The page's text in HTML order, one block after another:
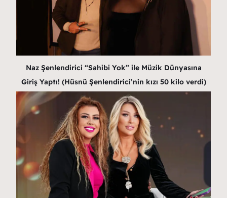
Naz Şenlendirici “Sahibi Yok” ile Müzik Dünyasına
Giriş Yaptı! (Hüsnü Şenlendirici’nin kızı 50 kilo verdi)